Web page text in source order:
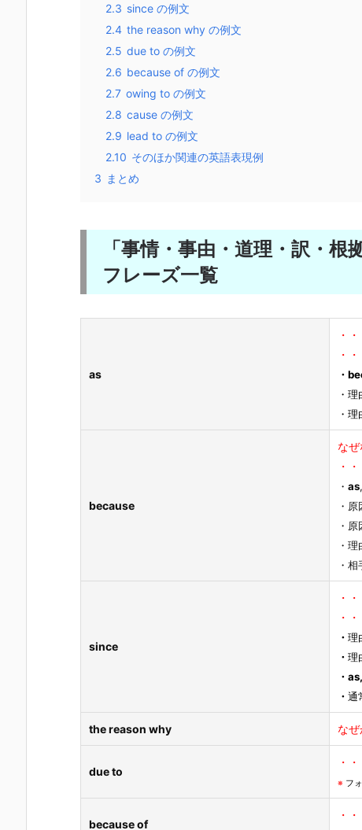
2.3 since の例文
2.4 the reason why の例文
2.5 due to の例文
2.6 because of の例文
2.7 owing to の例文
2.8 cause の例文
2.9 lead to の例文
2.10 そのほか関連の英語表現例
3 まとめ
「事情・事由・道理・訳・
フレーズ一覧
as
・
・
・
・
・
because
なぜ
・
・ as,
・
・
・
・
since
・
・
・ 理
・ 理
・
・ 通
the reason why なぜ
due to
・
※ フ
because of
・